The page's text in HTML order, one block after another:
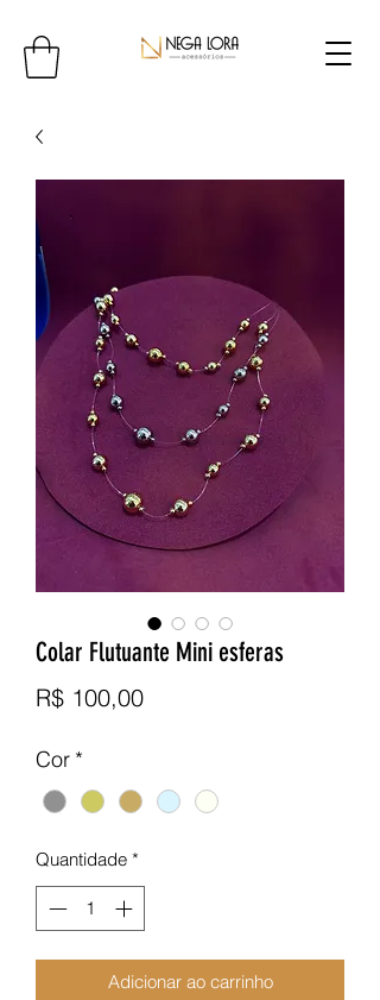
Colar Flutuante Mini esferas
R$ 100,00Preço
Cor *
Quantidade *
Adicionar ao carrinho